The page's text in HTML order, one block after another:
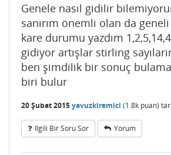
Genele nasıl gidilir
sanırım önemli olan da
kare durumu yazdım
gidiyor artışlar stirling
ben şimdilik bir sonuç
biri bulur
20 Şubat 2015yavuzkiremici (1.8k puan)
Ilgili Bir Soru Sor Yorum